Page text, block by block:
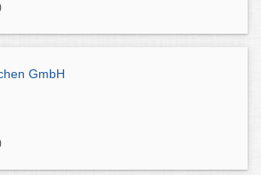
GmbH